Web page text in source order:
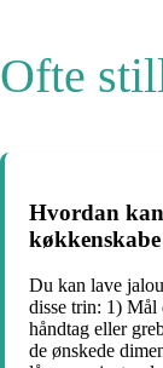
Ofte
Hvordan
køkkenskabe
Du kan lave
disse trin: 1) Mål
håndtag eller
de ønskede